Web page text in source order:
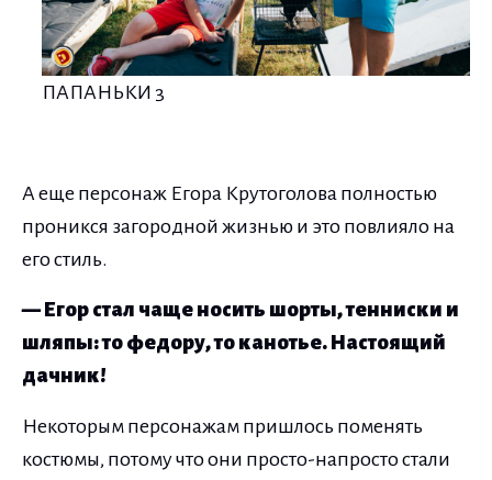
ПАПАНЬКИ 3
А еще персонаж Егора Крутоголова полностью
проникся загородной жизнью и это повлияло на
его стиль.
— Егор стал чаще носить шорты, тенниски и
шляпы: то федору, то канотье. Настоящий
дачник!
Некоторым персонажам пришлось поменять
костюмы, потому что они просто-напросто стали